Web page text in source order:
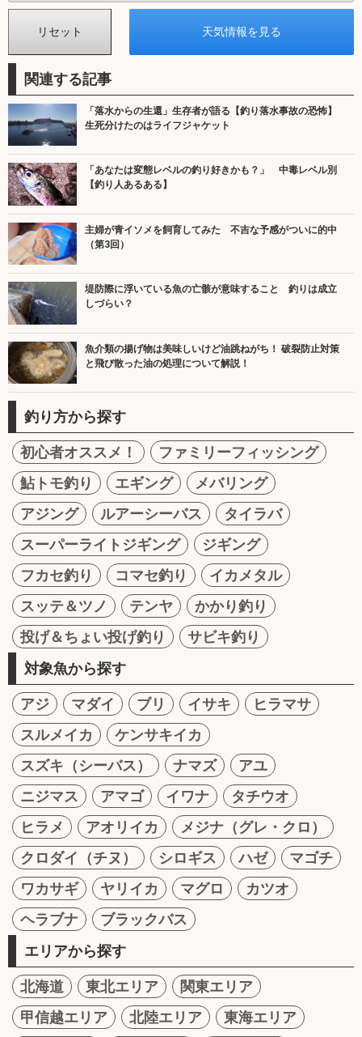
関連する記事
「落水からの生還」生存者が語る【釣り落水事故の恐怖】
生死分けたのはライフジャケット
「あなたは変態レベルの釣り好きかも？」 中毒レベル別
【釣り人あるある】
主婦が青イソメを飼育してみた 不吉な予感がついに的中
（第3回）
堤防際に浮いている魚の亡骸が意味すること 釣りは成立
しづらい？
魚介類の揚げ物は美味しいけど油跳ねがち！ 破裂防止対策
と飛び散った油の処理について解説！
釣り方から探す
初心者オススメ！
ファミリーフィッシング
鮎トモ釣り
エギング
メバリング
アジング
ルアーシーバス
タイラバ
スーパーライトジギング
ジギング
フカセ釣り
コマセ釣り
イカメタル
スッテ＆ツノ
テンヤ
かかり釣り
投げ＆ちょい投げ釣り
サビキ釣り
対象魚から探す
アジ マダイ ブリ イサキ
ヒラマサ
スルメイカ
ケンサキイカ
スズキ（シーバス）
ナマズ
アユ
ニジマス
アマゴ イワナ
タチウオ
ヒラメ
アオリイカ
メジナ（グレ・クロ）
クロダイ（チヌ）
シロギス ハゼ
マゴチ
ワカサギ
ヤリイカ マグロ
カツオ
ヘラブナ
ブラックバス
エリアから探す
北海道 東北エリア
関東エリア
甲信越エリア
北陸エリア
東海エリア